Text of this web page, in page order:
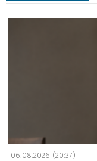
a
06.08.2026 (20:37)